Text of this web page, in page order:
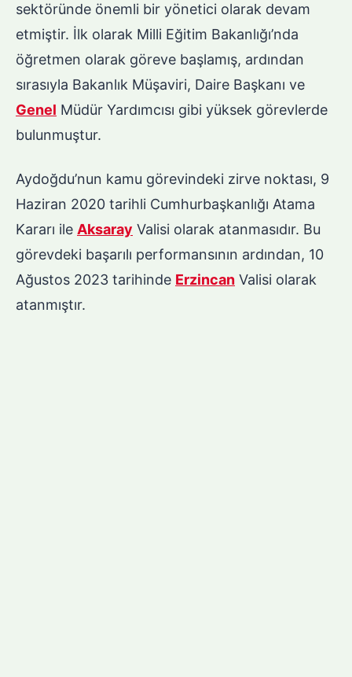
sektöründe önemli bir yönetici olarak devam
etmiştir. İlk olarak Milli Eğitim Bakanlığı’nda
öğretmen olarak göreve başlamış, ardından
sırasıyla Bakanlık Müşaviri, Daire Başkanı ve
Genel Müdür Yardımcısı gibi yüksek görevlerde
bulunmuştur.
Aydoğdu’nun kamu görevindeki zirve noktası, 9
Haziran 2020 tarihli Cumhurbaşkanlığı Atama
Kararı ile Aksaray Valisi olarak atanmasıdır. Bu
görevdeki başarılı performansının ardından, 10
Ağustos 2023 tarihinde Erzincan Valisi olarak
atanmıştır.